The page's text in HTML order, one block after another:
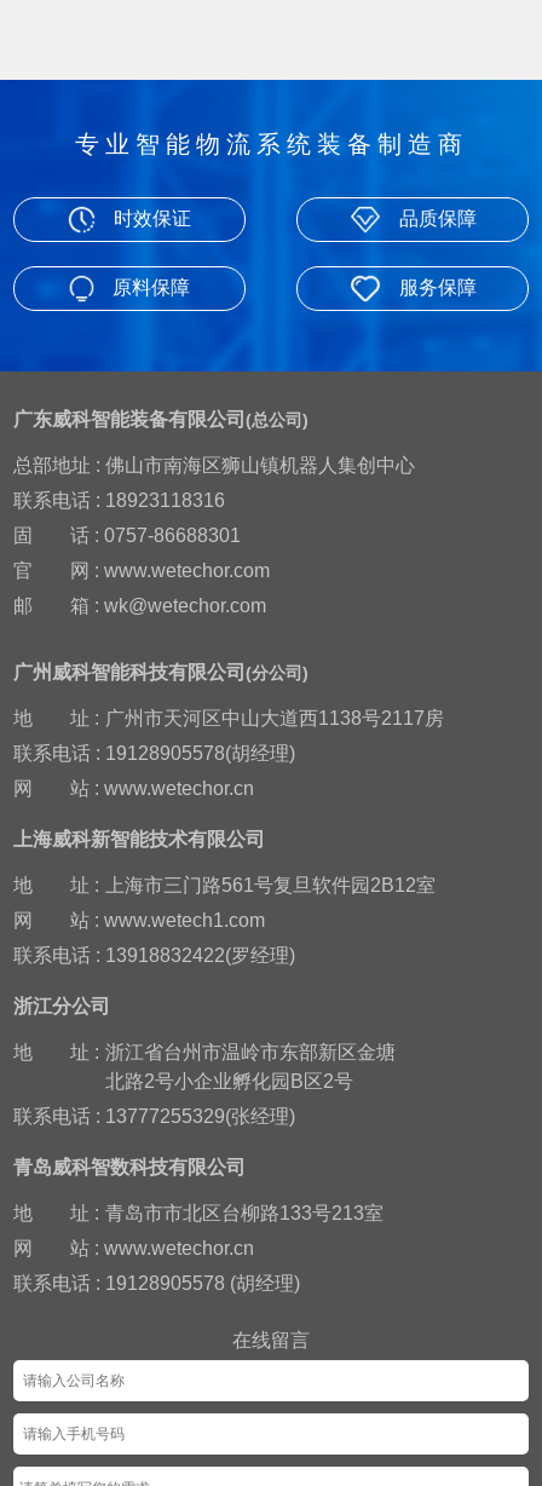
专业智能物流系统装备制造商
时效保证 品质保障
原料保障 服务保障
在线留言
广东威科智能装备有限公司(总公司)
总部地址 : 佛山市南海区狮山镇机器人集创中心
联系电话 : 18923118316
固
话 : 0757-86688301
官
网 : www.wetechor.com
邮
箱 : wk@wetechor.com
广州威科智能科技有限公司(分公司)
地 址 : 广州市天河区中山大道西1138号2117房
联系电话 : 19128905578(胡经理)
网
站 : www.wetechor.cn
上海威科新智能技术有限公司
地 址 :
上海市三门路561号复旦软件园2B12室
网
站 : www.wetech1.com
联系电话 : 13918832422(罗经理)
浙江分公司
地 址 : 浙江省台州市温岭市东部新区金塘
北路2号小企业孵化园B区2号
联系电话 : 13777255329(张经理)
青岛威科智数科技有限公司
地 址 : 青岛市市北区台柳路133号213室
网
站 : www.wetechor.cn
联系电话 : 19128905578 (胡经理)